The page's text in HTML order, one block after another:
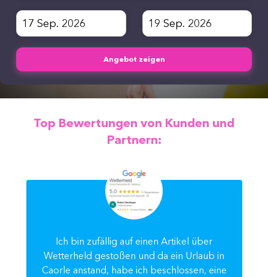
Angebot zeigen
Top Bewertungen von Kunden und
Partnern:
Ich bin zufällig auf einen Artikel über
Wetterheld gestoßen und da ein Urlaub in
Caorle anstand, habe ich beschlossen, eine